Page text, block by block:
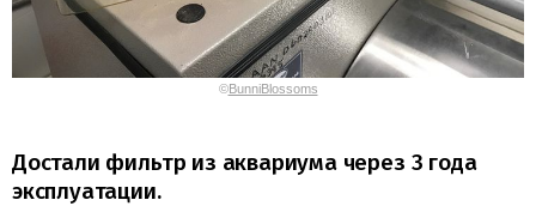
©BunniBlossoms
Достали фильтр из аквариума через 3 года
эксплуатации.